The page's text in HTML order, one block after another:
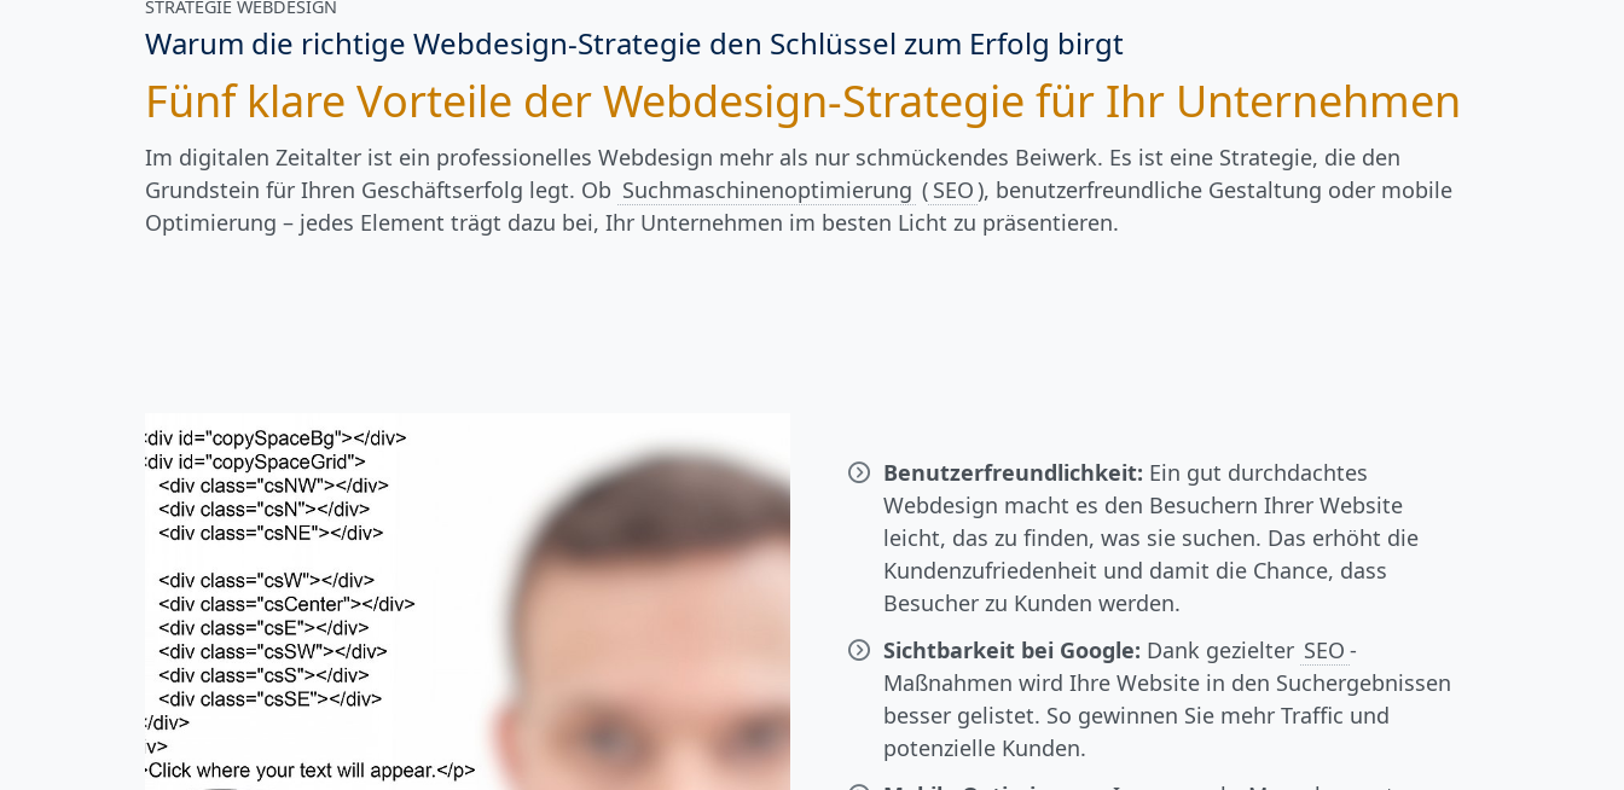
STRATEGIE WEBDESIGN
Warum die richtige Webdesign-Strategie den Schlüssel zum Erfolg birgt
Fünf klare Vorteile der Webdesign-Strategie für Ihr Unternehmen
Im digitalen Zeitalter ist ein professionelles Webdesign mehr als nur schmückendes Beiwerk. Es ist eine Strategie, die den
Grundstein für Ihren Geschäftserfolg legt. Ob Suchmaschinenoptimierung ( SEO), benutzerfreundliche Gestaltung oder mobile
Optimierung – jedes Element trägt dazu bei, Ihr Unternehmen im besten Licht zu präsentieren.
Benutzerfreundlichkeit: Ein gut durchdachtes
Webdesign macht es den Besuchern Ihrer Website
leicht, das zu finden, was sie suchen. Das erhöht die
Kundenzufriedenheit und damit die Chance, dass
Besucher zu Kunden werden.
Sichtbarkeit bei Google: Dank gezielter SEO -
Maßnahmen wird Ihre Website in den Suchergebnissen
besser gelistet. So gewinnen Sie mehr Traffic und
potenzielle Kunden.